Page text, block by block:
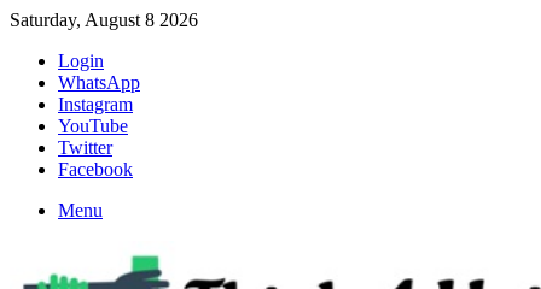
Saturday, August 8 2026
Login
WhatsApp
Instagram
YouTube
Twitter
Facebook
Menu